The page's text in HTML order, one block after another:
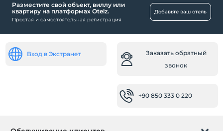
Разместите свой объект, виллу или
квартиру на платформах Otelz.
Простая и самостоятельная регистрация
Добавьте ваш отель
Вход в Экстранет
Заказать обратный
звонок
+90 850 333 0 220